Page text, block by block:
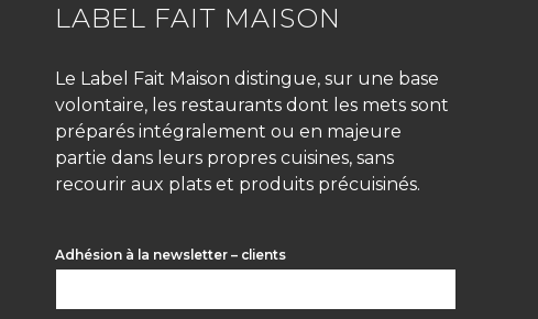
LABEL FAIT MAISON
Le Label Fait Maison distingue, sur une base
volontaire, les restaurants dont les mets sont
préparés intégralement ou en majeure
partie dans leurs propres cuisines, sans
recourir aux plats et produits précuisinés.
Adhésion à la newsletter – clients